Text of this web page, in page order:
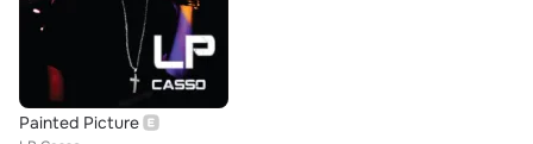
Painted Picture